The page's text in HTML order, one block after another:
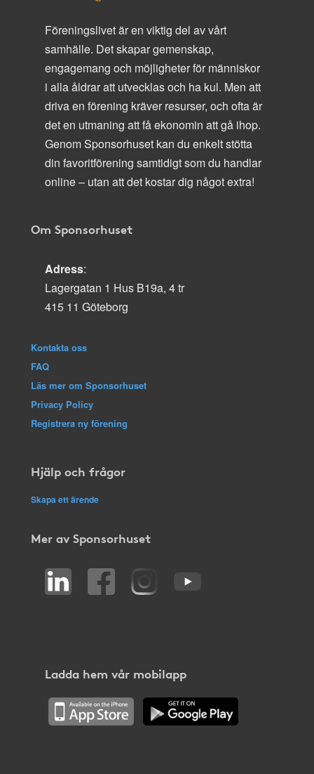
Föreningslivet är en viktig del av vårt
samhälle. Det skapar gemenskap,
engagemang och möjligheter för människor
i alla åldrar att utvecklas och ha kul. Men att
driva en förening kräver resurser, och ofta är
det en utmaning att få ekonomin att gå ihop.
Genom Sponsorhuset kan du enkelt stötta
din favoritförening samtidigt som du handlar
online – utan att det kostar dig något extra!
Om Sponsorhuset
Adress:
Lagergatan 1 Hus B19a, 4 tr
415 11 Göteborg
Kontakta oss
FAQ
Läs mer om Sponsorhuset
Privacy Policy
Registrera ny förening
Hjälp och frågor
Skapa ett ärende
Mer av Sponsorhuset
Ladda hem vår mobilapp